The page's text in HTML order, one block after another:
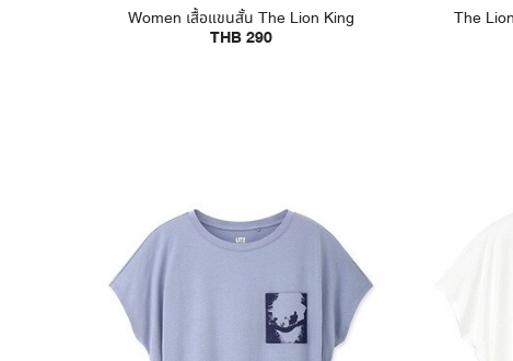
Women เสื้อแขนสั้น The Lion King
THB 290
The